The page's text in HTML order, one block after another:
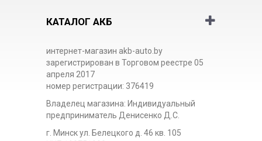
КАТАЛОГ АКБ
интернет-магазин akb-auto.by
зарегистрирован в Торговом реестре 05
апреля 2017
номер регистрации: 376419
Владелец магазина: Индивидуальный
предприниматель Денисенко Д.С.
г. Минск ул. Белецкого д. 46 кв. 105